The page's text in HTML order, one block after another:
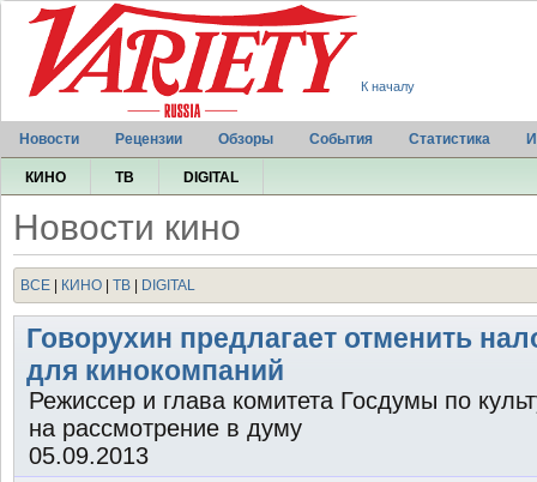
К началу
Новости Рецензии Обзоры События Статистика
КИНО ТВ DIGITAL
Новости кино
ВСЕ КИНО ТВ DIGITAL
Говорухин предлагает отменить
для кинокомпаний
Режиссер и глава комитета Госдумы по
на рассмотрение в думу
05.09.2013